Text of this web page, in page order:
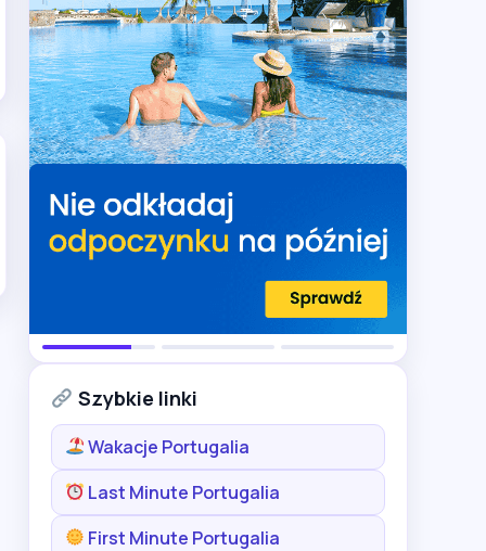
Szybkie linki
Wakacje Portugalia
Last Minute Portugalia
First Minute Portugalia